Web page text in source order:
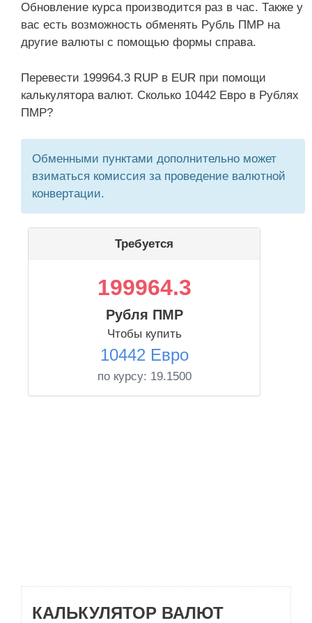
Обновление курса производится раз в час. Также у
вас есть возможность обменять Рубль ПМР на
другие валюты с помощью формы справа.
Перевести 199964.3 RUP в EUR при помощи
калькулятора валют. Сколько 10442 Евро в Рублях
ПМР?
Обменными пунктами дополнительно может
взиматься комиссия за проведение валютной
конвертации.
Требуется
199964.3
Рубля ПМР
Чтобы купить
10442 Евро
по курсу: 19.1500
КАЛЬКУЛЯТОР ВАЛЮТ